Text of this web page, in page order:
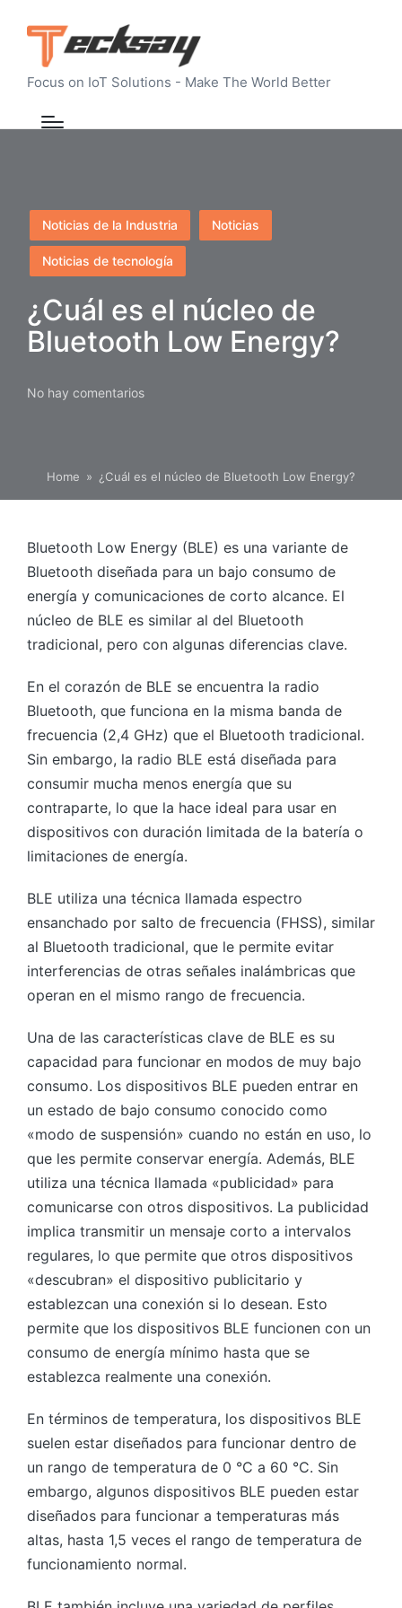
Focus on IoT Solutions - Make The World Better
Publicado
en
Noticias de la Industria Noticias
Noticias de tecnología
¿Cuál es el núcleo de
Bluetooth Low Energy?
No hay comentarios
Home » ¿Cuál es el núcleo de Bluetooth Low Energy?
Bluetooth Low Energy (BLE) es una variante de
Bluetooth diseñada para un bajo consumo de
energía y comunicaciones de corto alcance. El
núcleo de BLE es similar al del Bluetooth
tradicional, pero con algunas diferencias clave.
En el corazón de BLE se encuentra la radio
Bluetooth, que funciona en la misma banda de
frecuencia (2,4 GHz) que el Bluetooth tradicional.
Sin embargo, la radio BLE está diseñada para
consumir mucha menos energía que su
contraparte, lo que la hace ideal para usar en
dispositivos con duración limitada de la batería o
limitaciones de energía.
BLE utiliza una técnica llamada espectro
ensanchado por salto de frecuencia (FHSS), similar
al Bluetooth tradicional, que le permite evitar
interferencias de otras señales inalámbricas que
operan en el mismo rango de frecuencia.
Una de las características clave de BLE es su
capacidad para funcionar en modos de muy bajo
consumo. Los dispositivos BLE pueden entrar en
un estado de bajo consumo conocido como
«modo de suspensión» cuando no están en uso, lo
que les permite conservar energía. Además, BLE
utiliza una técnica llamada «publicidad» para
comunicarse con otros dispositivos. La publicidad
implica transmitir un mensaje corto a intervalos
regulares, lo que permite que otros dispositivos
«descubran» el dispositivo publicitario y
establezcan una conexión si lo desean. Esto
permite que los dispositivos BLE funcionen con un
consumo de energía mínimo hasta que se
establezca realmente una conexión.
En términos de temperatura, los dispositivos BLE
suelen estar diseñados para funcionar dentro de
un rango de temperatura de 0 °C a 60 °C. Sin
embargo, algunos dispositivos BLE pueden estar
diseñados para funcionar a temperaturas más
altas, hasta 1,5 veces el rango de temperatura de
funcionamiento normal.